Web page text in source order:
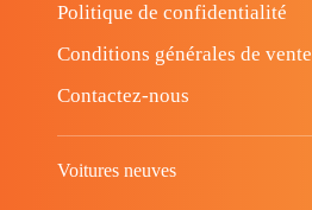
Politique de confidentialité
Conditions générales de vente
Contactez-nous
Voitures neuves